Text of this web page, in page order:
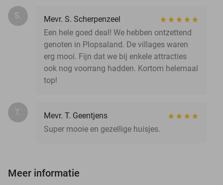
S.
Mevr. S. Scherpenzeel
Een hele goed deal! We hebben ontzettend
genoten in Plopsaland. De villages waren
erg mooi. Fijn dat we bij enkele attracties
ook nog voorrang hadden. Kortom helemaal
top!
T.
Mevr. T. Geentjens
Super mooie en gezellige huisjes.
Meer informatie